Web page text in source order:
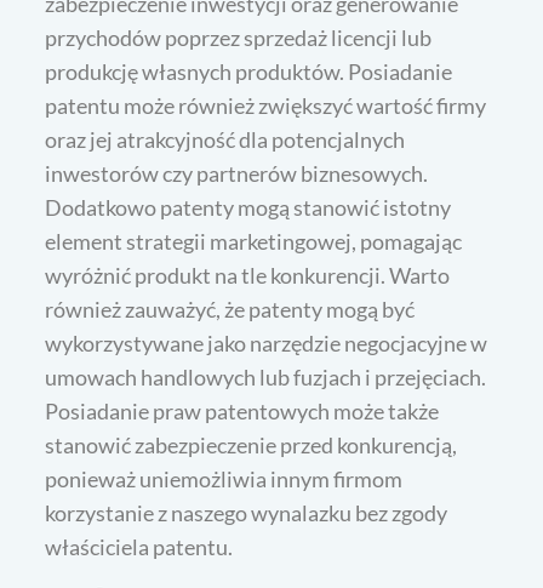
przychodów poprzez sprzedaż licencji lub
produkcję własnych produktów. Posiadanie
patentu może również zwiększyć wartość firmy
oraz jej atrakcyjność dla potencjalnych
inwestorów czy partnerów biznesowych.
Dodatkowo patenty mogą stanowić istotny
element strategii marketingowej, pomagając
wyróżnić produkt na tle konkurencji. Warto
również zauważyć, że patenty mogą być
wykorzystywane jako narzędzie negocjacyjne w
umowach handlowych lub fuzjach i przejęciach.
Posiadanie praw patentowych może także
stanowić zabezpieczenie przed konkurencją,
ponieważ uniemożliwia innym firmom
korzystanie z naszego wynalazku bez zgody
właściciela patentu.